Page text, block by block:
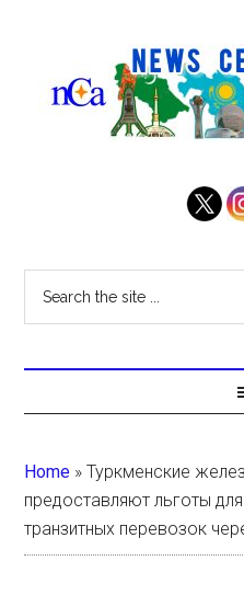
Home »Туркменские
предоставляют льготы
транзитных перевозок